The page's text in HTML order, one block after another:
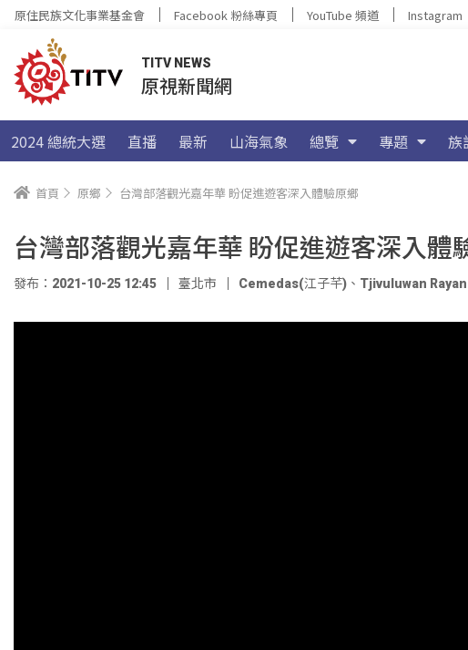
原住民族文化事業基金會 Facebook 粉絲專頁 YouTube 頻道 Instagram
TITV NEWS
原視新聞網
2024 總統大選 直播 最新 山海氣象 總覽 專題 族
首頁 原鄉 台灣部落觀光嘉年華 盼促進遊客深入體驗原鄉
台灣部落觀光嘉年華 盼促進遊客深入體
發布：2021-10-25 12:45 臺北市 Cemedas(江子芊) 、 Tjivuluwan